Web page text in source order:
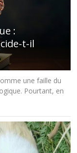
:
t-il
une faille du
Pourtant, en